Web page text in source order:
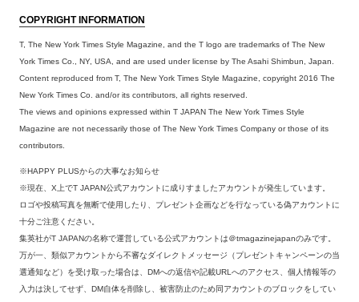
COPYRIGHT INFORMATION
T, The New York Times Style Magazine, and the T logo are trademarks of The New
York Times Co., NY, USA, and are used under license by The Asahi Shimbun, Japan.
Content reproduced from T, The New York Times Style Magazine, copyright 2016 The
New York Times Co. and/or its contributors, all rights reserved.
The views and opinions expressed within T JAPAN The New York Times Style
Magazine are not necessarily those of The New York Times Company or those of its
contributors.
※HAPPY PLUSからの大事なお知らせ
※現在、X上でT JAPAN公式アカウントに成りすましたアカウントが発生しています。
ロゴや投稿写真を無断で使用したり、プレゼント企画などを行なっている偽アカウントに
十分ご注意ください。
集英社がT JAPANの名称で運営している公式アカウントは＠tmagazinejapanのみです。
万が一、類似アカウントから不審なダイレクトメッセージ（プレゼントキャンペーンの当
選通知など）を受け取った場合は、DMへの返信や記載URLへのアクセス、個人情報等の
入力は決してせず、DM自体を削除し、被害防止のため同アカウントのブロックをしてい